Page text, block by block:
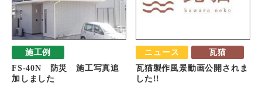
施工例
FS-40N 防災 施工写真追
加しました
ニュース 瓦猫
瓦猫製作風景動画公開されま
した!!